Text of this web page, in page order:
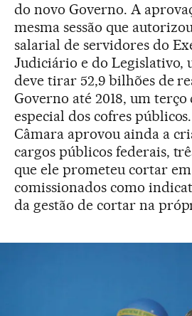
do novo Governo. A
mesma sessão que
salarial de servidores do
Judiciário e do Legislativo,
deve tirar 52,9 bilhões de
Governo até 2018, um terço
especial dos cofres
Câmara aprovou ainda a
cargos públicos federais,
que ele prometeu cortar
comissionados como
da gestão de cortar na